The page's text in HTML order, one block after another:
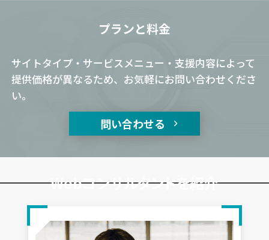
プランと料金
サイトタイプ・サービスメニュー・支援内容によって
提供価格が異なるため、お気軽にお問い合わせくださ
い。
問い合わせる
Webコンサルタントを紹介